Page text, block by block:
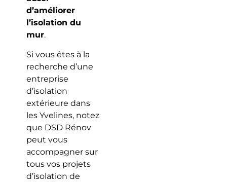
d’améliorer
l’isolation du
mur.
Si vous êtes à la
recherche d’une
entreprise
d’isolation
extérieure dans
les Yvelines, notez
que DSD Rénov
peut vous
accompagner sur
tous vos projets
d’isolation de